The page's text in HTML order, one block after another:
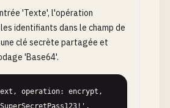
'Texte', l'opération
identifiants dans le champ de
clé secrète partagée et
'Base64'.
operation: encrypt,